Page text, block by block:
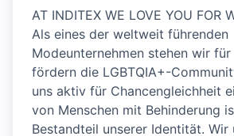
AT INDITEX WE LOVE YOU FOR
Als eines der weltweit führenden
Modeunternehmen stehen wir
fördern die LGBTQIA+-
uns aktiv für Chancengleichheit
von Menschen mit Behinderung
Bestandteil unserer Identität. Wir